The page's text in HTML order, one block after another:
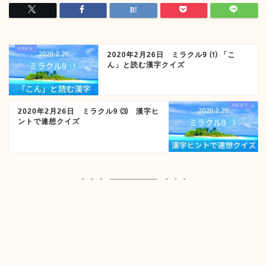
2020年2月26日 ミラクル9 ⑴ 「こ
ん」と読む漢字クイズ
2020年2月26日 ミラクル9 ⑶ 漢字ヒ
ントで連想クイズ